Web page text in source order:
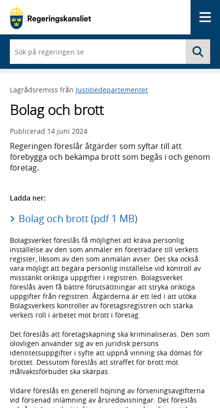
du
börjar
skriva
framträder
lista
med
sökförslag
Lagrådsremiss från Justitiedepartementet
Bolag och brott
Publicerad 14 juni 2024
Regeringen föreslår åtgärder som syftar till att
förebygga och bekämpa brott som begås i och genom
företag.
Ladda ner:
Bolag och brott (pdf 1 MB)
Bolagsverket föreslås få möjlighet att kräva personlig
inställelse av den som anmäler en företrädare till verkets
register, liksom av den som anmälan avser. Det ska också
vara möjligt att begära personlig inställelse vid kontroll av
misstänkt oriktiga uppgifter i registren. Bolagsverket
föreslås även få bättre förutsättningar att stryka oriktiga
uppgifter från registren. Åtgärderna är ett led i att utöka
Bolagsverkets kontroller av företagsregistren och stärka
verkets roll i arbetet mot brott i företag.
Det föreslås att företagskapning ska kriminaliseras. Den som
olovligen använder sig av en juridisk persons
identitetsuppgifter i syfte att uppnå vinning ska dömas för
brottet. Dessutom föreslås att straffet för brott mot
målvaktsförbudet ska skärpas.
Vidare föreslås en generell höjning av förseningsavgifterna
vid försenad inlämning av årsredovisningar. Det föreslås